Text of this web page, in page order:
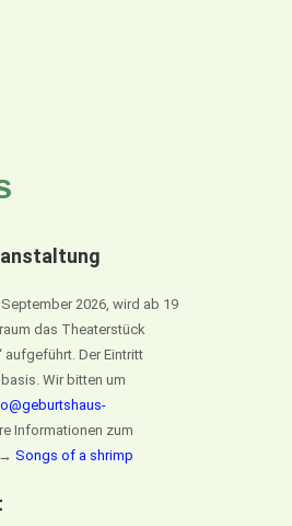
2026, wird ab 19
das Theaterstück
aufgeführt. Der Eintritt
Wir bitten um
Informationen zum
Songs of a shrimp